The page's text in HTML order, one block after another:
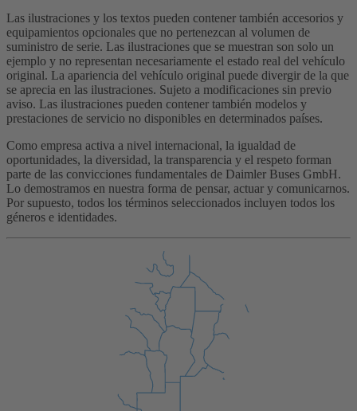
Las ilustraciones y los textos pueden contener también accesorios y
equipamientos opcionales que no pertenezcan al volumen de
suministro de serie. Las ilustraciones que se muestran son solo un
ejemplo y no representan necesariamente el estado real del vehículo
original. La apariencia del vehículo original puede divergir de la que
se aprecia en las ilustraciones. Sujeto a modificaciones sin previo
aviso. Las ilustraciones pueden contener también modelos y
prestaciones de servicio no disponibles en determinados países.
Como empresa activa a nivel internacional, la igualdad de
oportunidades, la diversidad, la transparencia y el respeto forman
parte de las convicciones fundamentales de Daimler Buses GmbH.
Lo demostramos en nuestra forma de pensar, actuar y comunicarnos.
Por supuesto, todos los términos seleccionados incluyen todos los
géneros e identidades.